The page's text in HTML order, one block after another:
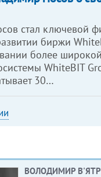
стал ключевой
биржи
более широкой
WhiteBIT
30…
ВОЛОДИМИР